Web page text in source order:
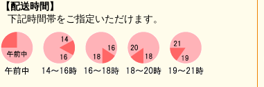
【配送時間】
下記時間帯をご指定いただけます。